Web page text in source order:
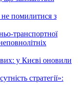
не помилитися з
транспортної
у Києві оновили
стратегії»: